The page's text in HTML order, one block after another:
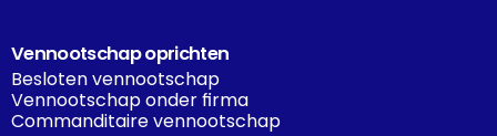
Vennootschap oprichten
Besloten vennootschap
Vennootschap onder firma
Commanditaire vennootschap